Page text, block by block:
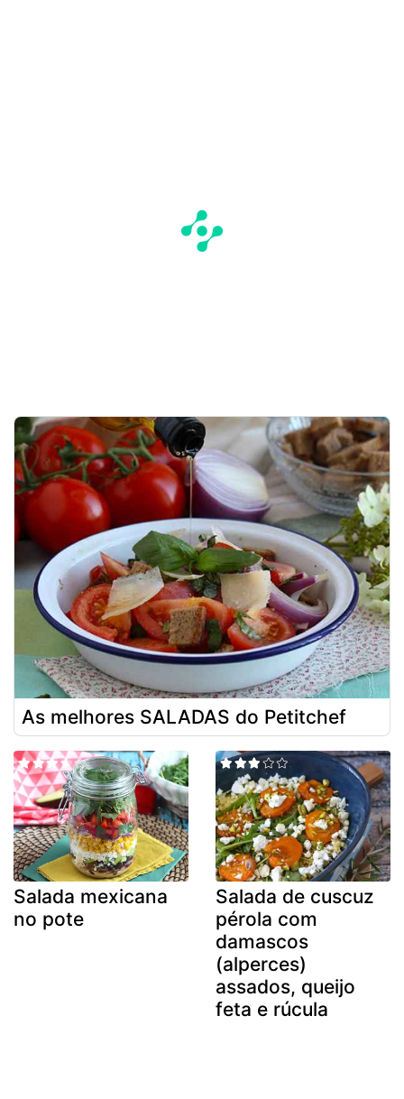
As melhores SALADAS do Petitchef
Salada mexicana
no pote
Salada de cuscuz
pérola com
damascos
(alperces)
assados, queijo
feta e rúcula